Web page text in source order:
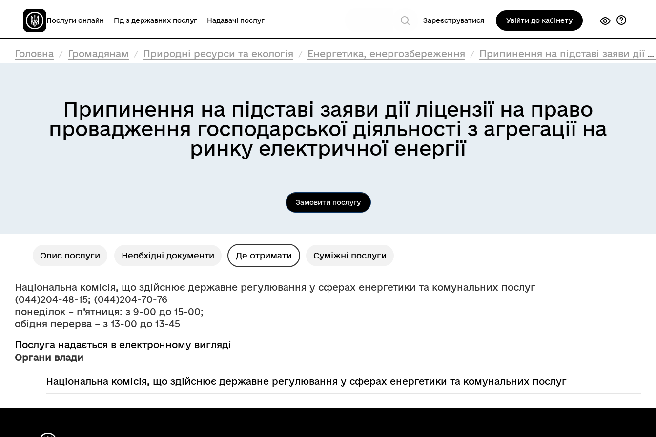
Послуги онлайн Гід з державних послуг Надавачі послуг Зареєструватися Увійти до кабінету
Головна Громадянам Природні ресурси та екологія Енергетика, енергозбереження Припинення на підставі заяви дії ліцензії на право провадження господарської діяльності з агрегації на ринку електричної енергії
Припинення на підставі заяви дії ліцензії на право
провадження господарської діяльності з агрегації на
ринку електричної енергії
Замовити послугу
Опис послуги Необхідні документи Де отримати Суміжні послуги
Національна комісія, що здійснює державне регулювання у сферах енергетики та комунальних послуг
(044)204-48-15; (044)204-70-76
понеділок – п’ятниця: з 9-00 до 15-00;
обідня перерва – з 13-00 до 13-45
Послуга надається в електронному вигляді
Органи влади
Національна комісія, що здійснює державне регулювання у сферах енергетики та комунальних послуг